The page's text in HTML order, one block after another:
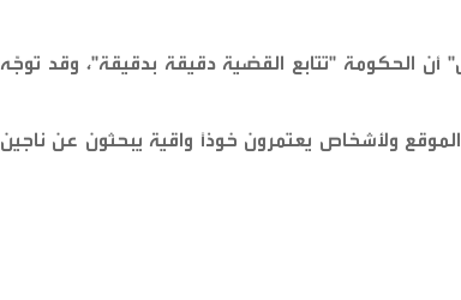
الحكومة "تتابع القضية دقيقة بدقيقة"، وقد توجّه
ولأشخاص يعتمرون خوذاً واقية يبحثون عن ناجين